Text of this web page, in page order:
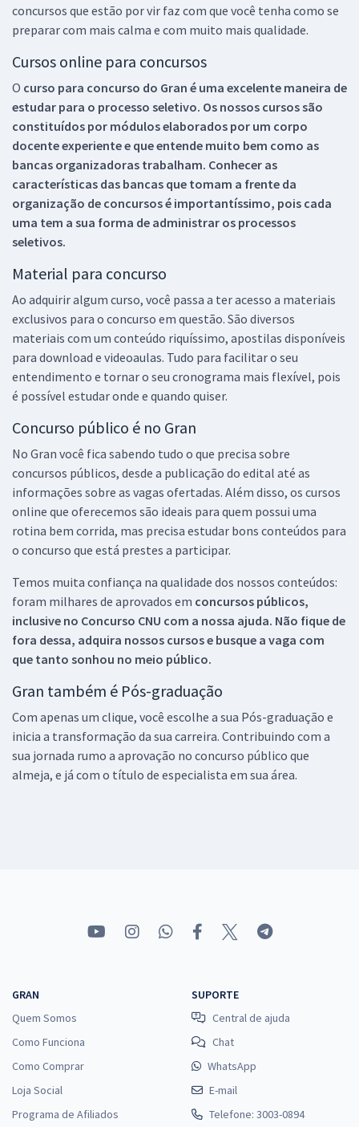
concursos que estão por vir faz com que você tenha como se
preparar com mais calma e com muito mais qualidade.
Cursos online para concursos
O curso para concurso do Gran é uma excelente maneira de
estudar para o processo seletivo. Os nossos cursos são
constituídos por módulos elaborados por um corpo
docente experiente e que entende muito bem como as
bancas organizadoras trabalham. Conhecer as
características das bancas que tomam a frente da
organização de concursos é importantíssimo, pois cada
uma tem a sua forma de administrar os processos
seletivos.
Material para concurso
Ao adquirir algum curso, você passa a ter acesso a materiais
exclusivos para o concurso em questão. São diversos
materiais com um conteúdo riquíssimo, apostilas disponíveis
para download e videoaulas. Tudo para facilitar o seu
entendimento e tornar o seu cronograma mais flexível, pois
é possível estudar onde e quando quiser.
Concurso público é no Gran
No Gran você fica sabendo tudo o que precisa sobre
concursos públicos, desde a publicação do edital até as
informações sobre as vagas ofertadas. Além disso, os cursos
online que oferecemos são ideais para quem possui uma
rotina bem corrida, mas precisa estudar bons conteúdos para
o concurso que está prestes a participar.
Temos muita confiança na qualidade dos nossos conteúdos:
foram milhares de aprovados em concursos públicos,
inclusive no Concurso CNU com a nossa ajuda. Não fique de
fora dessa, adquira nossos cursos e busque a vaga com
que tanto sonhou no meio público.
Gran também é Pós-graduação
Com apenas um clique, você escolhe a sua Pós-graduação e
inicia a transformação da sua carreira. Contribuindo com a
sua jornada rumo a aprovação no concurso público que
almeja, e já com o título de especialista em sua área.
GRAN
Quem Somos
Como Funciona
Como Comprar
Loja Social
Programa de Afiliados
SUPORTE
Central de ajuda
Chat
WhatsApp
E-mail
Telefone: 3003-0894